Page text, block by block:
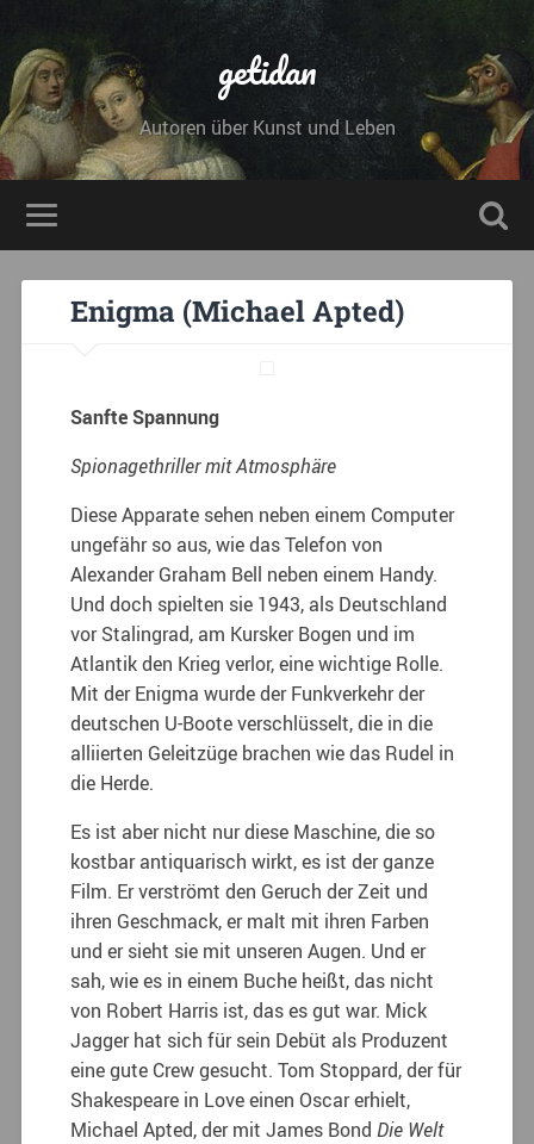
getidan
Autoren über Kunst und Leben
Enigma (Michael Apted)
Sanfte Spannung
Spionagethriller mit Atmosphäre
Diese Apparate sehen neben einem Computer
ungefähr so aus, wie das Telefon von
Alexander Graham Bell neben einem Handy.
Und doch spielten sie 1943, als Deutschland
vor Stalingrad, am Kursker Bogen und im
Atlantik den Krieg verlor, eine wichtige Rolle.
Mit der Enigma wurde der Funkverkehr der
deutschen U-Boote verschlüsselt,die in die
alliierten Geleitzüge brachen wie das Rudel in
die Herde.
Es ist aber nicht nur diese Maschine, die so
kostbar antiquarisch wirkt, es ist der ganze
Film. Er verströmt den Geruch der Zeit und
ihren Geschmack, er malt mit ihren Farben
und er sieht sie mit unseren Augen. Und er
sah, wie es in einem Buche heißt, das nicht
von Robert Harris ist, das es gut war. Mick
Jagger hat sich für sein Debüt als Produzent
eine gute Crew gesucht. Tom Stoppard, der für
Shakespeare in Love einen Oscar erhielt,
Michael Apted, der mit James BondDie Welt